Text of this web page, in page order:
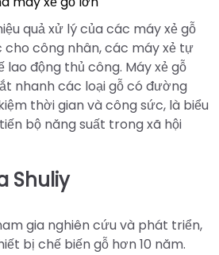
quả xử lý của các máy xẻ gỗ
cho công nhân, các máy xẻ tự
động thủ công. Máy xẻ gỗ
nhanh các loại gỗ có đường
thời gian và công sức, là biểu
bộ năng suất trong xã hội
Shuliy
gia nghiên cứu và phát triển,
bị chế biến gỗ hơn 10 năm.